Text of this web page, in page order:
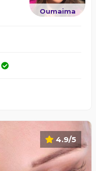
Oumaima
4.9/5